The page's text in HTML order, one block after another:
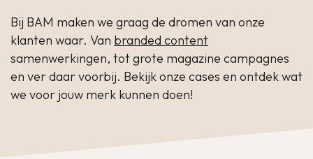
Bij BAM maken we graag de dromen van onze
klanten waar. Van branded content
samenwerkingen, tot grote magazine campagnes
en ver daar voorbij. Bekijk onze cases en ontdek wat
we voor jouw merk kunnen doen!